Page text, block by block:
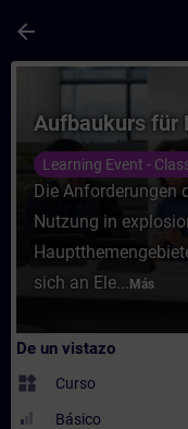
arrow_back
Curso -
Aufbaukurs für
Learning Event -
Die Anforderungen
Nutzung in
sich an Ele... Más
De un vistazo
widgets Curso
Básico